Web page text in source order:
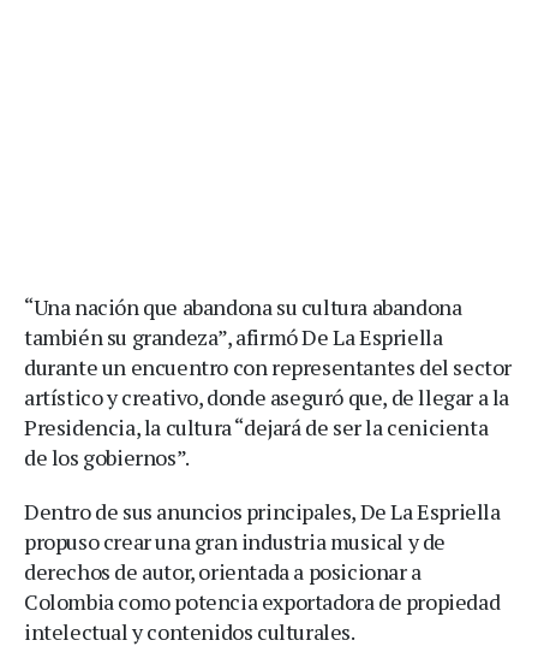
“Una nación que abandona su cultura abandona
también su grandeza”, afirmó De La Espriella
durante un encuentro con representantes del sector
artístico y creativo, donde aseguró que, de llegar a la
Presidencia, la cultura “dejará de ser la cenicienta
de los gobiernos”.
Dentro de sus anuncios principales, De La Espriella
propuso crear una gran industria musical y de
derechos de autor, orientada a posicionar a
Colombia como potencia exportadora de propiedad
intelectual y contenidos culturales.